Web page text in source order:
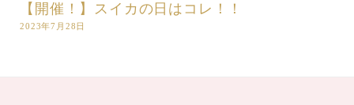
【開催！】スイカの日はコレ！！
2023年7月28日